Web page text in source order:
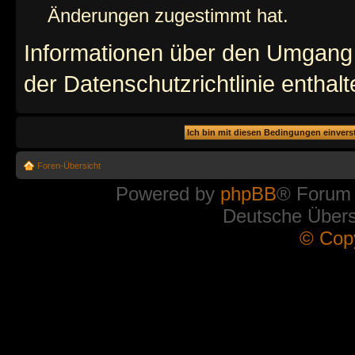
Änderungen zugestimmt hat.
Informationen über den
der Datenschutzrichtlinie
Foren-Übersicht
Powered by phpBB®
Deutsche
©